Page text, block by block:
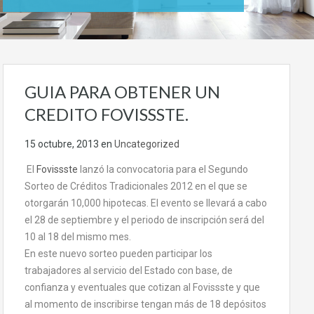
GUIA PARA OBTENER UN
CREDITO FOVISSSTE.
15 octubre, 2013 en Uncategorized
El Fovissste lanzó la convocatoria para el Segundo
Sorteo de Créditos Tradicionales 2012 en el que se
otorgarán 10,000 hipotecas. El evento se llevará a cabo
el 28 de septiembre y el periodo de inscripción será del
10 al 18 del mismo mes.
En este nuevo sorteo pueden participar los
trabajadores al servicio del Estado con base, de
confianza y eventuales que cotizan al Fovissste y que
al momento de inscribirse tengan más de 18 depósitos